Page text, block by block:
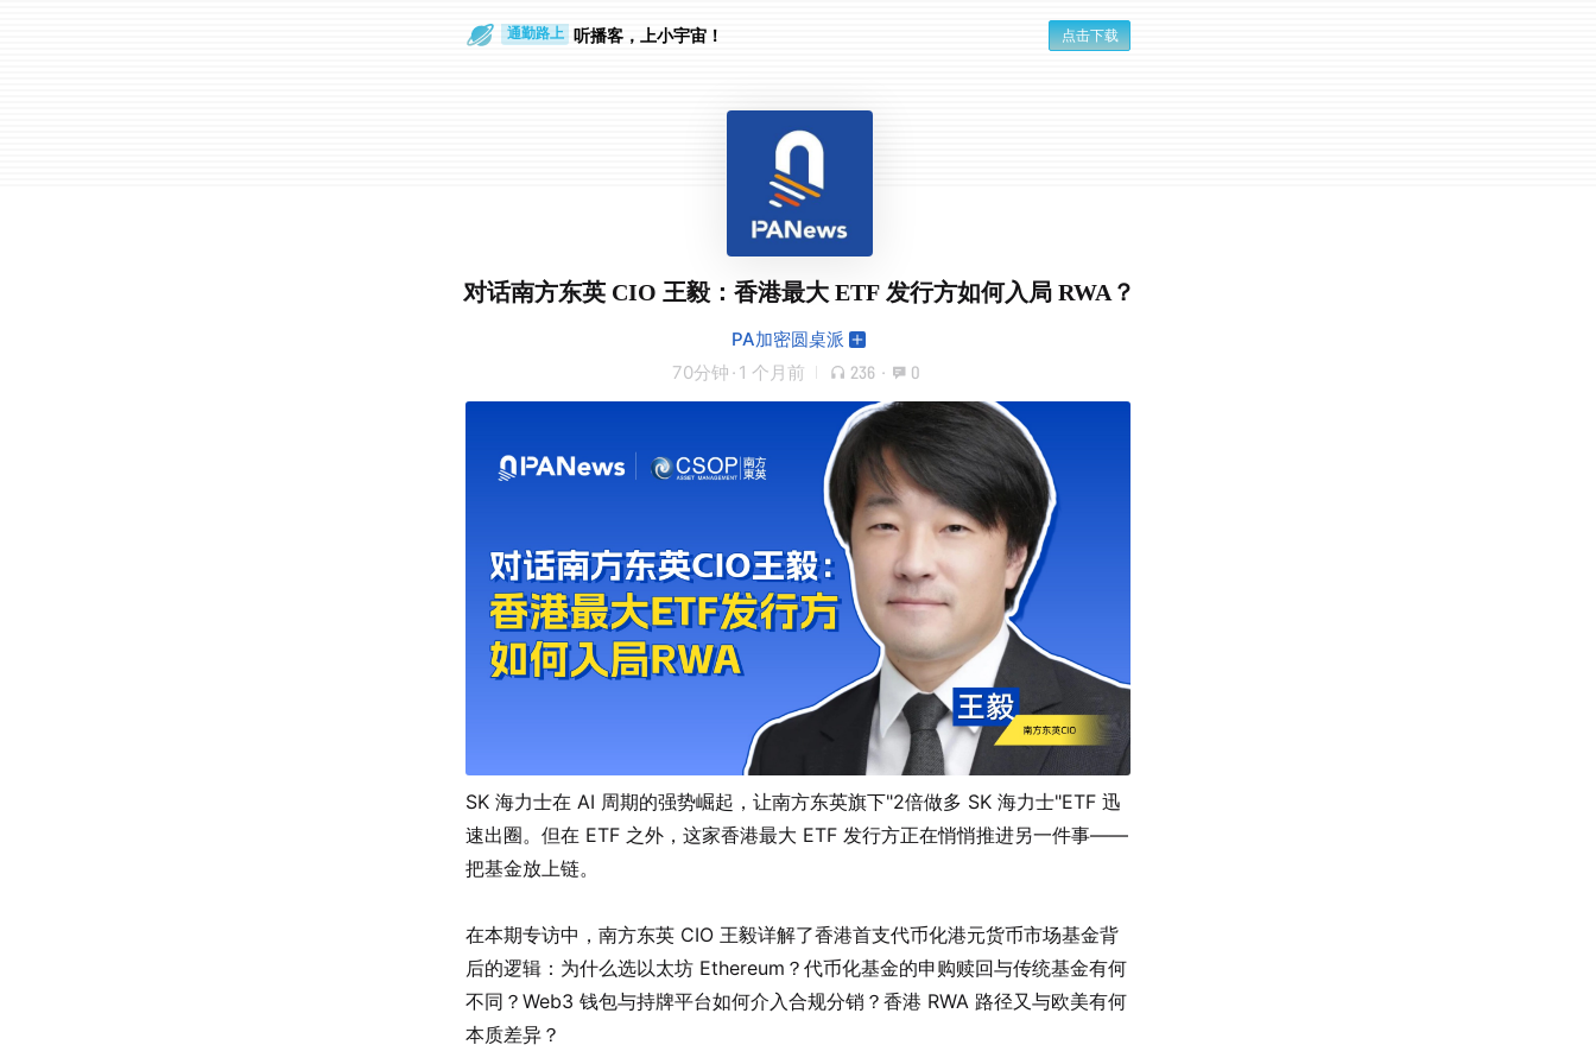
通勤路上 听播客，上小宇宙！ 点击下载
对话南方东英 CIO 王毅：香港最大 ETF 发行方如何入局 RWA？
PA加密圆桌派
70分钟 · 1 个月前 236 · 0
SK 海力士在 AI 周期的强势崛起，让南方东英旗下"2倍做多 SK 海力士"ETF 迅
速出圈。但在 ETF 之外，这家香港最大 ETF 发行方正在悄悄推进另一件事——
把基金放上链。
在本期专访中，南方东英 CIO 王毅详解了香港首支代币化港元货币市场基金背
后的逻辑：为什么选以太坊 Ethereum？代币化基金的申购赎回与传统基金有何
不同？Web3 钱包与持牌平台如何介入合规分销？香港 RWA 路径又与欧美有何
本质差异？